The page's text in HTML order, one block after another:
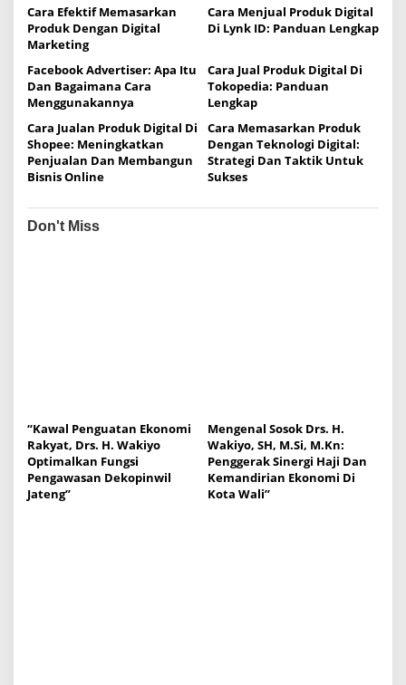
g
a
t
i
n
Cara Efektif Memasarkan
Produk Dengan Digital
Marketing
Cara Menjual Produk Digital
Di Lynk ID: Panduan Lengkap
Facebook Advertiser: Apa Itu
Dan Bagaimana Cara
Menggunakannya
Cara Jual Produk Digital Di
Tokopedia: Panduan
Lengkap
Cara Jualan Produk Digital Di
Shopee: Meningkatkan
Penjualan Dan Membangun
Bisnis Online
Cara Memasarkan Produk
Dengan Teknologi Digital:
Strategi Dan Taktik Untuk
Sukses
Don't Miss
“Kawal Penguatan Ekonomi
Rakyat, Drs. H. Wakiyo
Optimalkan Fungsi
Pengawasan Dekopinwil
Jateng”
Mengenal Sosok Drs. H.
Wakiyo, SH, M.Si, M.Kn:
Penggerak Sinergi Haji Dan
Kemandirian Ekonomi Di
Kota Wali”